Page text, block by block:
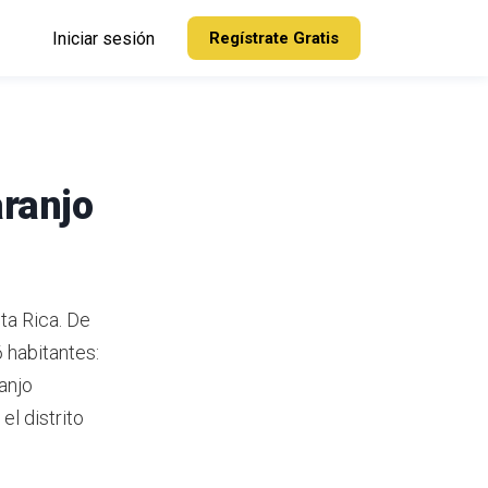
Iniciar sesión Regístrate Gratis
Rica. De
habitantes:
distrito